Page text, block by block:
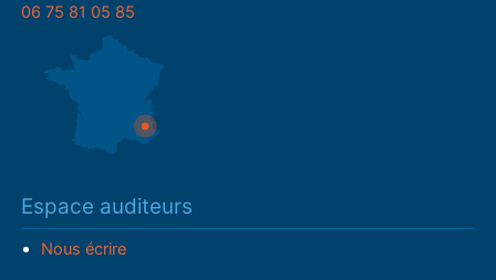
06 75 81 05 85
Espace auditeurs
Nous écrire